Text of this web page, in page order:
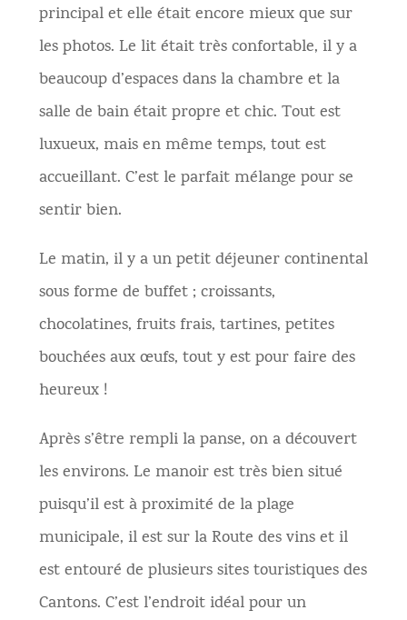
principal et elle était encore mieux que sur
les photos. Le lit était très confortable, il y a
beaucoup d’espaces dans la chambre et la
salle de bain était propre et chic. Tout est
luxueux, mais en même temps, tout est
accueillant. C’est le parfait mélange pour se
sentir bien.
Le matin, il y a un petit déjeuner continental
sous forme de buffet ; croissants,
chocolatines, fruits frais, tartines, petites
bouchées aux œufs, tout y est pour faire des
heureux !
Après s’être rempli la panse, on a découvert
les environs. Le manoir est très bien situé
puisqu’il est à proximité de la plage
municipale, il est sur la Route des vins et il
est entouré de plusieurs sites touristiques des
Cantons. C’est l’endroit idéal pour un